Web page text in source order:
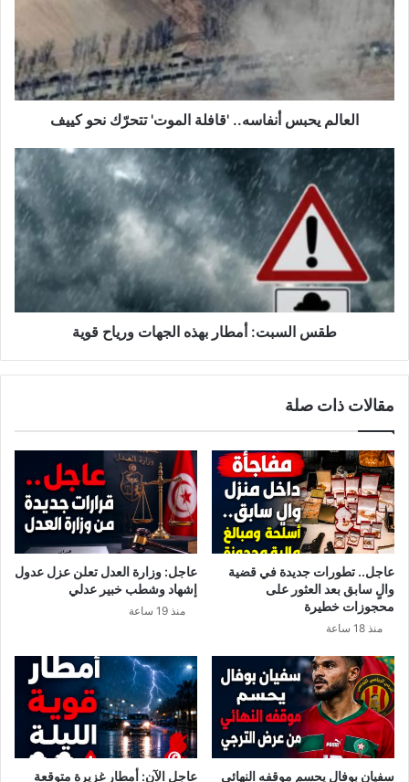
الموت'
تتحرّك
نحو
كييف
العالم يحبس أنفاسه.. 'قافلة الموت' تتحرّك نحو كييف
طقس
السبت:
بهذه
الجهات
ورياح
قوية
طقس السبت: أمطار بهذه الجهات ورياح قوية
مقالات ذات صلة
عاجل.. تطورات جديدة في قضية
والٍ سابق بعد العثور على
محجوزات خطيرة
منذ 18 ساعة
عاجل: وزارة العدل تعلن عزل عدول
إشهاد وشطب خبير عدلي
منذ 19 ساعة
سفيان بوفال يحسم موقفه النهائي
عاجل الآن: أمطار غزيرة متوقعة